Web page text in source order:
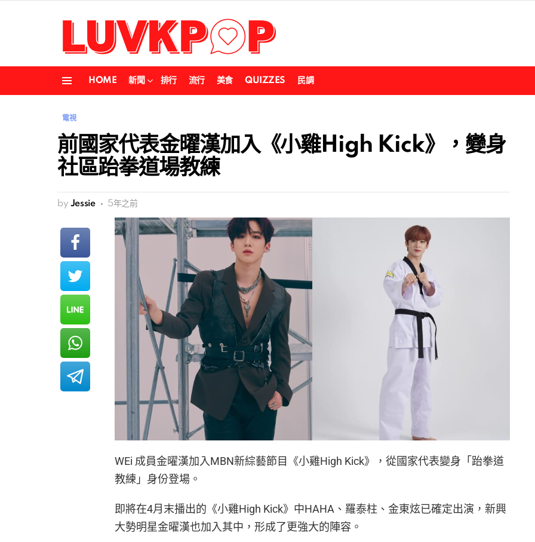
HOME 新聞 排行 流行 美食 QUIZZES 民調
電視
前國家代表金曜漢加入《小雞High Kick》，變身
社區跆拳道場教練
by Jessie 5年之前
WEi 成員金曜漢加入MBN新綜藝節目《小雞High Kick》，從國家代表變身「跆拳道
教練」身份登場。
即將在4月末播出的《小雞High Kick》中HAHA、羅泰柱、金東炫已確定出演，新興
大勢明星金曜漢也加入其中，形成了更強大的陣容。